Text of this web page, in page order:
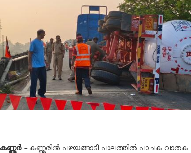
കണ്ണൂര്‍ -കണ്ണൂരില്‍ പഴയങ്ങാടി പാലത്തില്‍ പാചക വാതക